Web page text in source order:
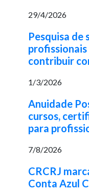
29/4/2026
Pesquisa de
contribuir
1/3/2026
Anuidade
cursos,
para
7/8/2026
CRCRJ
Conta Azul